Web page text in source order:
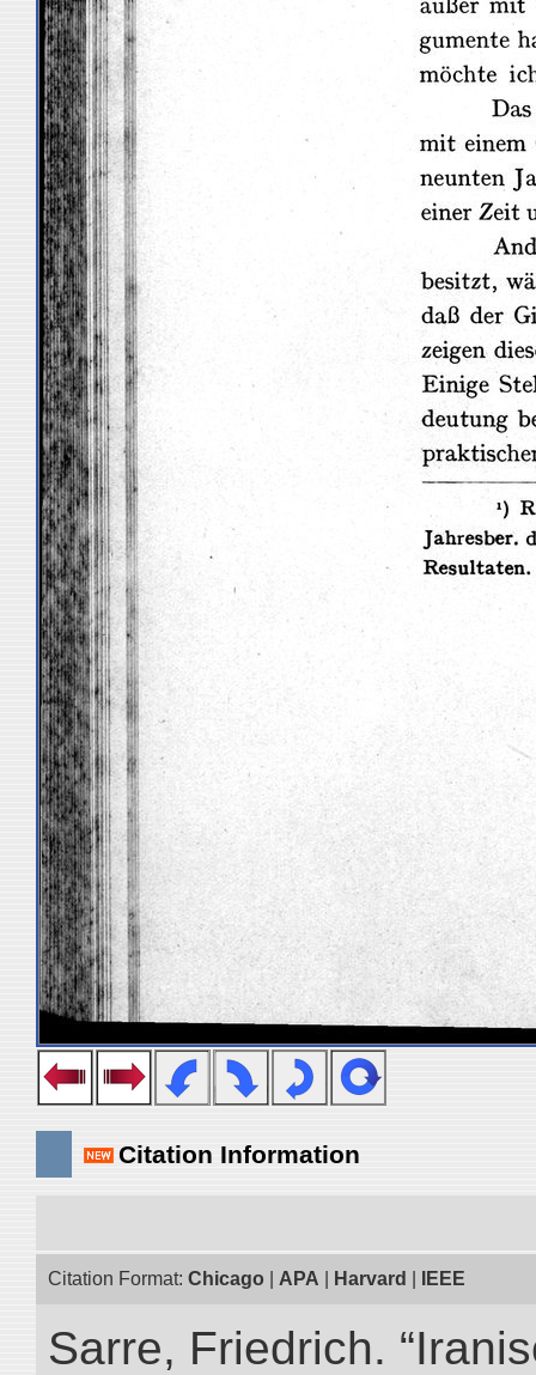
Citation Information
Citation Format: Chicago APA Harvard IEEE
Sarre, Friedrich.